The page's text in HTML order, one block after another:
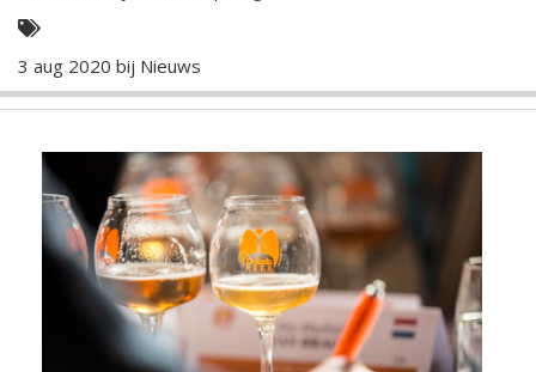
3 aug 2020 bij Nieuws